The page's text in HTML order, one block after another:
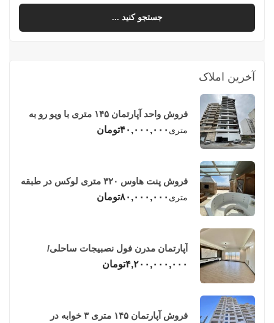
جستجو کنید ...
آخرین املاک
فروش واحد آپارتمان ۱۴۵ متری با ویو رو به
دریا در فریدونکنار
متری ۴۰,۰۰۰,۰۰۰تومان
فروش پنت هاوس ۳۲۰ متری لوکس در طبقه
چهاردهم فریدونکنار
متری ۸۰,۰۰۰,۰۰۰تومان
آپارتمان مدرن فول نصبیجات ساحلی/
فریدونکنار
۴,۲۰۰,۰۰۰,۰۰۰تومان
فروش آپارتمان ۱۴۵ متری ۳ خوابه در